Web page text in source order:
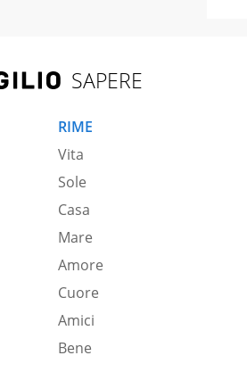
SAPERE
RIME
Vita
Sole
Casa
Mare
Amore
Cuore
Amici
Bene